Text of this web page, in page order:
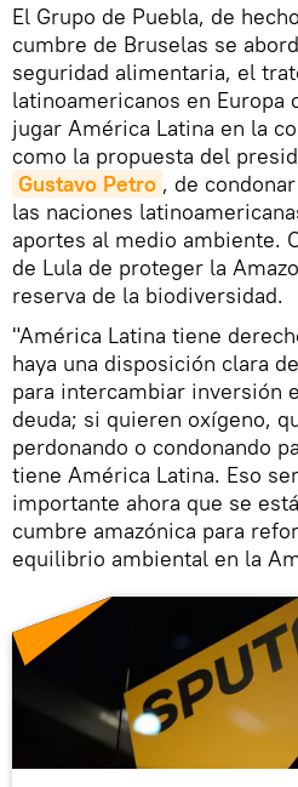
El Grupo de Puebla, de
cumbre de Bruselas se
seguridad alimentaria, el
latinoamericanos en Europa
jugar América Latina en la
como la propuesta del
Gustavo Petro , de
las naciones
aportes al medio ambiente.
de Lula de proteger la
reserva de la biodiversidad.
"América Latina tiene
haya una disposición clara
para intercambiar inversión
deuda; si quieren oxígeno,
perdonando o condonando
tiene América Latina. Eso
importante ahora que se
cumbre amazónica para
equilibrio ambiental en la